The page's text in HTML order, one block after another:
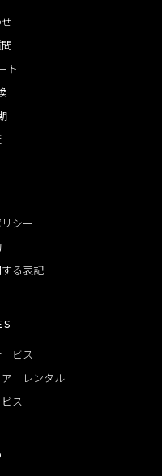
ト
シー
る表記
ビス
ア レンタル
ス